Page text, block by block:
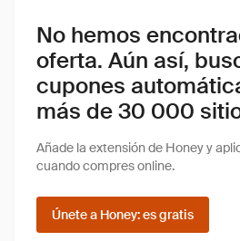
No hemos
oferta. Aún así,
cupones
más de 30 000
Añade la extensión de Honey y
cuando compres online.
Únete a Honey: es gratis